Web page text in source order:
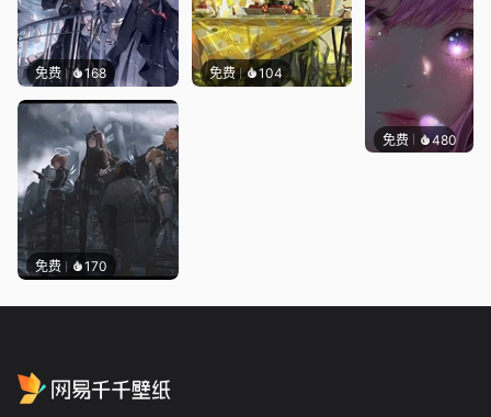
免费 168 免费 104
免费 170
免费 480辰东